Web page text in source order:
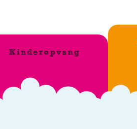
Kinderopvang